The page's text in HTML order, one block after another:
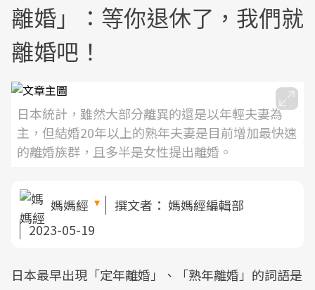
離婚」：等你退休了，我們就
離婚吧！
日本統計，雖然大部分離異的還是以年輕夫妻為
主，但結婚20年以上的熟年夫妻是目前增加最快速
的離婚族群，且多半是女性提出離婚。
媽媽經 撰文者： 媽媽經編輯部
2023-05-19
日本最早出現「定年離婚」、「熟年離婚」的詞語是